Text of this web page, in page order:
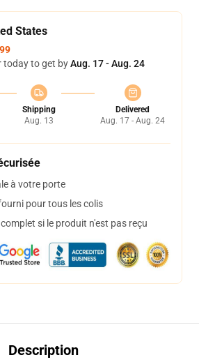
States
today to get byAug. 17 - Aug. 24
Shipping
Aug. 13
Delivered
Aug. 17 - Aug. 24
à votre porte
pour tous les colis
si le produit n'est pas reçu
Description